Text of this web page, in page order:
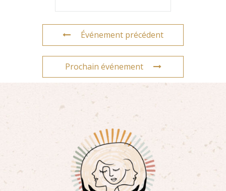
Événement précédent
Prochain événement